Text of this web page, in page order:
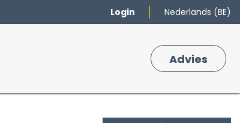
Login Nederlands (BE)
Adv​ies